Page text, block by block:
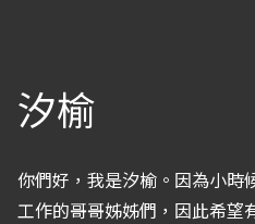
汐榆
你們好，我是汐榆。因為小時
工作的哥哥姊姊們，因此希望